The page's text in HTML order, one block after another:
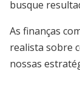
busque
As finanças
realista sobre
nossas